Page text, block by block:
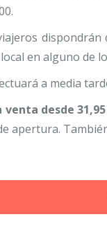
en alguno de
a media
desde
apertura.